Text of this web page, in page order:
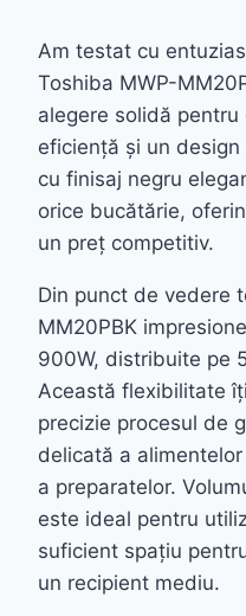
Am testat cu
Toshiba MWP-
alegere solidă
eficiență și un
cu finisaj negru
orice bucătărie,
un preț competitiv.
Din punct de vedere
MM20PBK
900W, distribuite pe
Această flexibilitate
precizie procesul de
delicată a
a preparatelor.
este ideal pentru
suficient spațiu
un recipient mediu.